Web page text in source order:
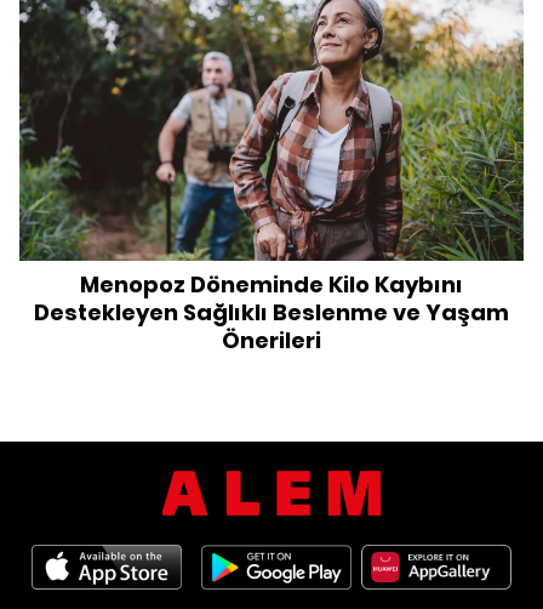
Menopoz Döneminde Kilo Kaybını
Destekleyen Sağlıklı Beslenme ve Yaşam
Önerileri